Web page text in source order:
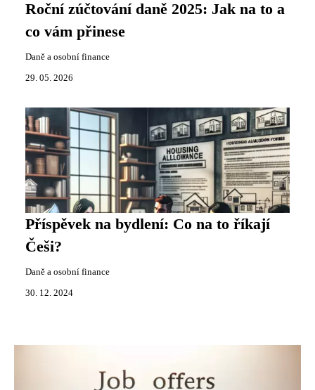
Roční zúčtování daně 2025: Jak na to a
co vám přinese
Daně a osobní finance
29. 05. 2026
Příspěvek na bydlení: Co na to říkají
Češi?
Daně a osobní finance
30. 12. 2024